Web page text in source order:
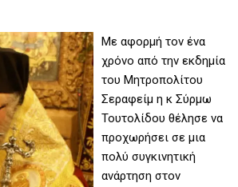
Με αφορμή τον ένα
χρόνο από την εκδημία
του Mητροπολίτου
Σεραφείμ η κ Σύρμω
Τουτολίδου θέλησε να
προχωρήσει σε μια
πολύ συγκινητική
ανάρτηση στον